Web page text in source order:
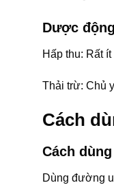
Dược
Hấp thu: Rất
Thải trừ: Chủ
Cách
Cách dùng
Dùng đường